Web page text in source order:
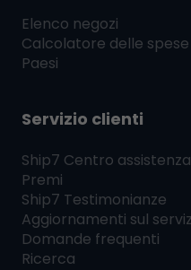
Elenco negozi
Calcolatore delle
Paesi
Servizio clienti
Ship7 Centro assistenza
Premi
Ship7 Testimonianze
Aggiornamenti sul
Domande frequenti
Ricerca